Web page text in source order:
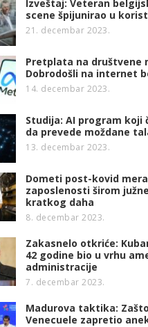
Izveštaj: Veteran
scene špijunirao u
21. decembar 2023.
Pretplata na društvene
Dobrodošli na internet
14. decembar 2023.
Studija: AI program koji
da prevede moždane
13. decembar 2023.
Dometi post-kovid
zaposlenosti širom
kratkog daha
8. decembar 2023.
Zakasnelo otkriće:
42 godine bio u vrhu
administracije
7. decembar 2023.
Madurova taktika:
Venecuele zapretio